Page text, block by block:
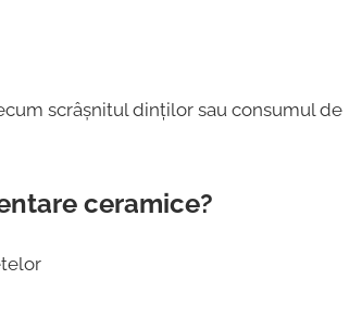
scrâșnitul dinților sau consumul de
ceramice?